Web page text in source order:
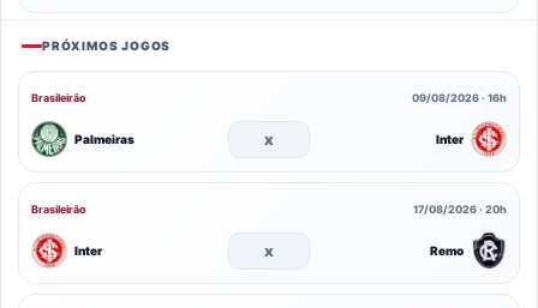
PRÓXIMOS JOGOS
Brasileirão 09/08/2026 · 16h
Palmeiras x Inter
Brasileirão 17/08/2026 · 20h
Inter x Remo